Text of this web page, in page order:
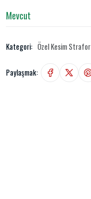
Mevcut
Kategori: Özel Kesim Strafor
Paylaşmak: